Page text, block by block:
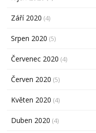
Září 2020 (4)
Srpen 2020 (5)
Červenec 2020 (4)
Červen 2020 (5)
Květen 2020 (4)
Duben 2020 (4)